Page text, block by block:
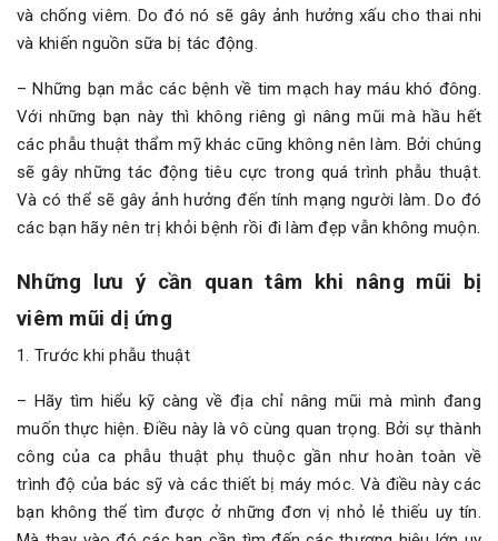
và chống viêm. Do đó nó sẽ gây ảnh hưởng xấu cho thai nhi
và khiến nguồn sữa bị tác động.
– Những bạn mắc các bệnh về tim mạch hay máu khó đông.
Với những bạn này thì không riêng gì nâng mũi mà hầu hết
các phẫu thuật thẩm mỹ khác cũng không nên làm. Bởi chúng
sẽ gây những tác động tiêu cực trong quá trình phẫu thuật.
Và có thể sẽ gây ảnh hưởng đến tính mạng người làm. Do đó
các bạn hãy nên trị khỏi bệnh rồi đi làm đẹp vẫn không muộn.
Những lưu ý cần quan tâm khi nâng mũi bị
viêm mũi dị ứng
1. Trước khi phẫu thuật
– Hãy tìm hiểu kỹ càng về địa chỉ nâng mũi mà mình đang
muốn thực hiện. Điều này là vô cùng quan trọng. Bởi sự thành
công của ca phẫu thuật phụ thuộc gần như hoàn toàn về
trình độ của bác sỹ và các thiết bị máy móc. Và điều này các
bạn không thể tìm được ở những đơn vị nhỏ lẻ thiếu uy tín.